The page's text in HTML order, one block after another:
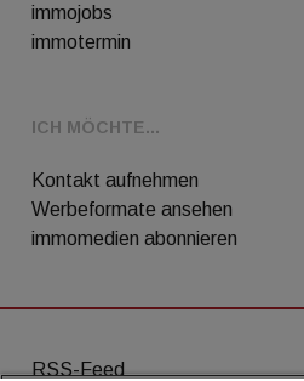
immojobs
immotermin
ICH MÖCHTE...
Kontakt aufnehmen
Werbeformate ansehen
immomedien abonnieren
RSS-Feed